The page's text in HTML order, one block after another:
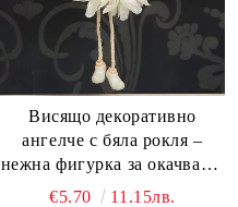
Висящо декоративно
ангелче с бяла рокля –
нежна фигурка за окачване,
модел едно
€5.70 11.15лв.